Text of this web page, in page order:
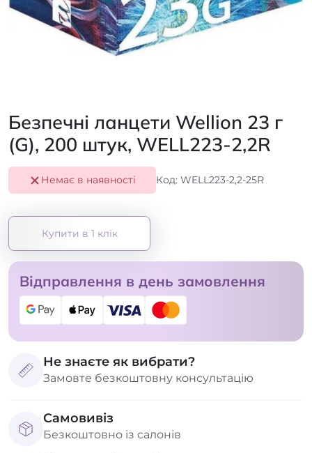
Безпечні ланцети Wellion 23 г
(G), 200 штук, WELL223-2,2R
Немає в наявності Код: WELL223-2,2-25R
Купити в 1 клік
Відправлення в день замовлення
Не знаєте як вибрати?
Замовте безкоштовну консультацію
Самовивіз
Безкоштовно із салонів